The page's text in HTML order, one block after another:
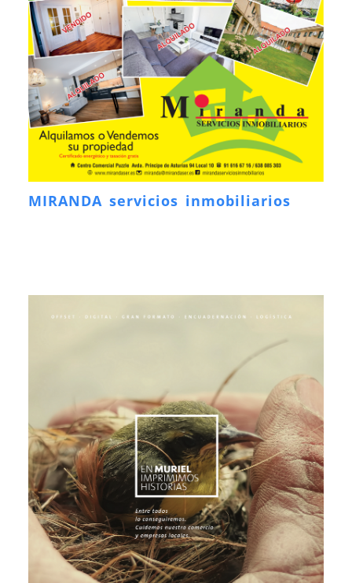
MIRANDA servicios inmobiliarios